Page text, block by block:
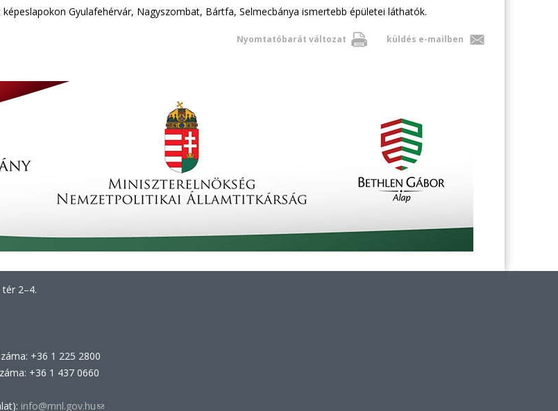
képeslapokon Gyulafehérvár, Nagyszombat, Bártfa, Selmecbánya ismertebb épületei láthatók.
Nyomtatóbarát változat küldés e-mailben
2–4.
+36 1 225 2800
+36 1 437 0660
info@mnl.gov.hu(link